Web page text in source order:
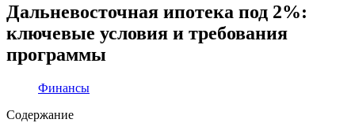
Дальневосточная ипотека под 2%:
ключевые условия и требования
программы
Финансы
Содержание